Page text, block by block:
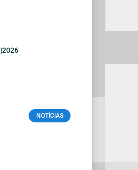
NOTÍCIAS